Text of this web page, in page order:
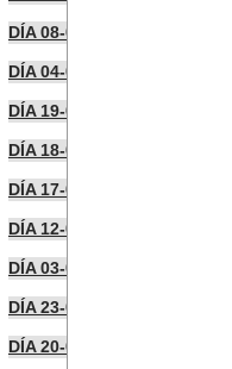
DÍA 08-05-2023
DÍA 04-05-2023
DÍA 19-04-2023
DÍA 18-04-2023
DÍA 17-04-2023
DÍA 12-04-2023
DÍA 03-04-2023
DÍA 23-03-2023
DÍA 20-03-2023